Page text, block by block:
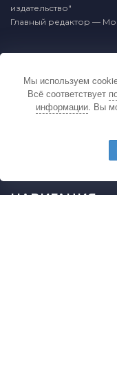
По вопросам
материалов на сайте
подтверждающих
электронную почту
+7
издательство"
Главный редактор —
НАВИГАЦИЯ
Мы используем
Всё соответствует
информации. Вы